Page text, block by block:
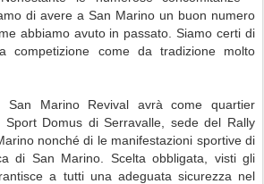
di avere a San Marino un buon numero
abbiamo avuto in passato. Siamo certi di
competizione come da tradizione molto
Marino Revival avrà come quartier
Sport Domus di Serravalle, sede del Rally
nonché di le manifestazioni sportive di
di San Marino. Scelta obbligata, visti gli
a tutti una adeguata sicurezza nel